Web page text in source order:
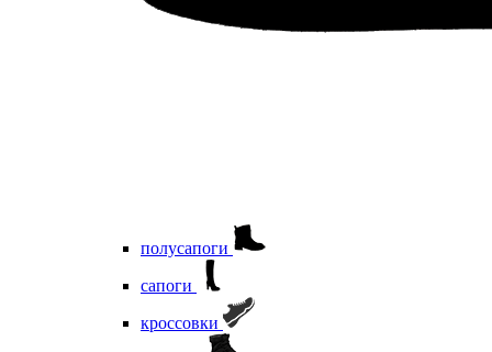
полусапоги
сапоги
кроссовки